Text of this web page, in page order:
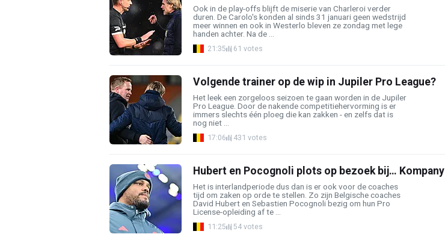
Ook in de play-offs blijft de miserie van Charleroi verder
duren. De Carolo's konden al sinds 31 januari geen wedstrijd
meer winnen en ook in Westerlo bleven ze zondag met lege
handen achter. Na de ...
21:35 61 votes
Volgende trainer op de wip in Jupiler Pro League?
Het leek een zorgeloos seizoen te gaan worden in de Jupiler
Pro League. Door de nakende competitiehervorming is er
immers slechts één ploeg die kan zakken - en zelfs dat is
nog niet ...
17:06 431 votes
Hubert en Pocognoli plots op bezoek bij… Kompany
Het is interlandperiode dus dan is er ook voor de coaches
tijd om zaken op orde te stellen. Zo zijn Belgische coaches
David Hubert en Sebastien Pocognoli bezig om hun Pro
License-opleiding af te ...
11:25 54 votes